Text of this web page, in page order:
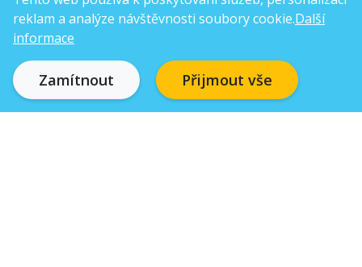
reklam a analýze návštěvnosti soubory cookie.Další
informace
Zamítnout Přijmout vše